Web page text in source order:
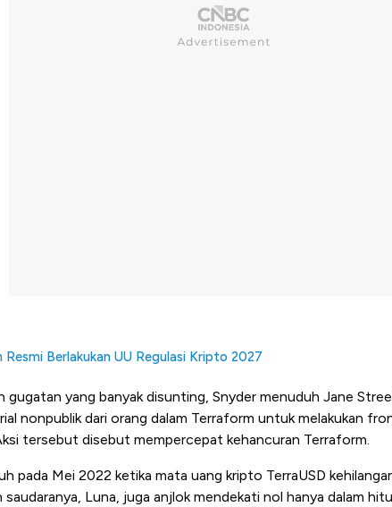
Resmi Berlakukan UU Regulasi Kripto 2027
gugatan yang banyak disunting, Snyder menuduh Jane
nonpublik dari orang dalam Terraform untuk melakukan
tersebut disebut mempercepat kehancuran Terraform.
pada Mei 2022 ketika mata uang kripto TerraUSD
saudaranya, Luna, juga anjlok mendekati nol hanya dalam